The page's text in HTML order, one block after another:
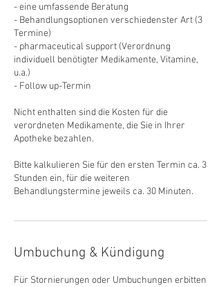
- eine umfassende Beratung
- Behandlungsoptionen verschiedenster Art (3
Termine)
- pharmaceutical support (Verordnung
individuell benötigter Medikamente, Vitamine,
u.a.)
- Follow up-Termin
Nicht enthalten sind die Kosten für die
verordneten Medikamente, die Sie in Ihrer
Apotheke bezahlen.
Bitte kalkulieren Sie für den ersten Termin ca. 3
Stunden ein, für die weiteren
Behandlungstermine jeweils ca. 30 Minuten.
Umbuchung & Kündigung
Für Stornierungen oder Umbuchungen erbitten